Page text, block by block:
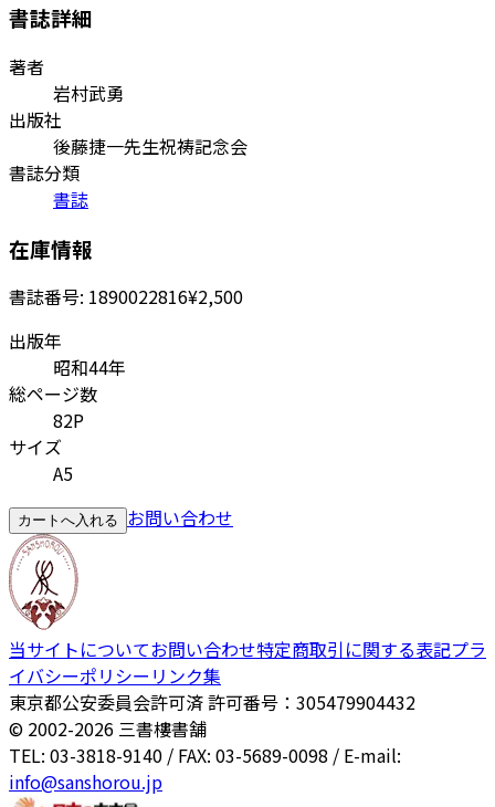
書誌詳細
著者
岩村武勇
出版社
後藤捷一先生祝祷記念会
書誌分類
書誌
在庫情報
書誌番号: 1890022816¥2,500
出版年
昭和44年
総ページ数
82P
サイズ
A5
カートへ入れる お問い合わせ
当サイトについてお問い合わせ特定商取引に関する表記プラ
イバシーポリシー リンク集
東京都公安委員会許可済 許可番号：305479904432
© 2002-2026 三書樓書舗
TEL: 03-3818-9140 / FAX: 03-5689-0098 / E-mail:
info@sanshorou.jp